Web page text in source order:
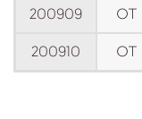
200909 OT
200910 OT